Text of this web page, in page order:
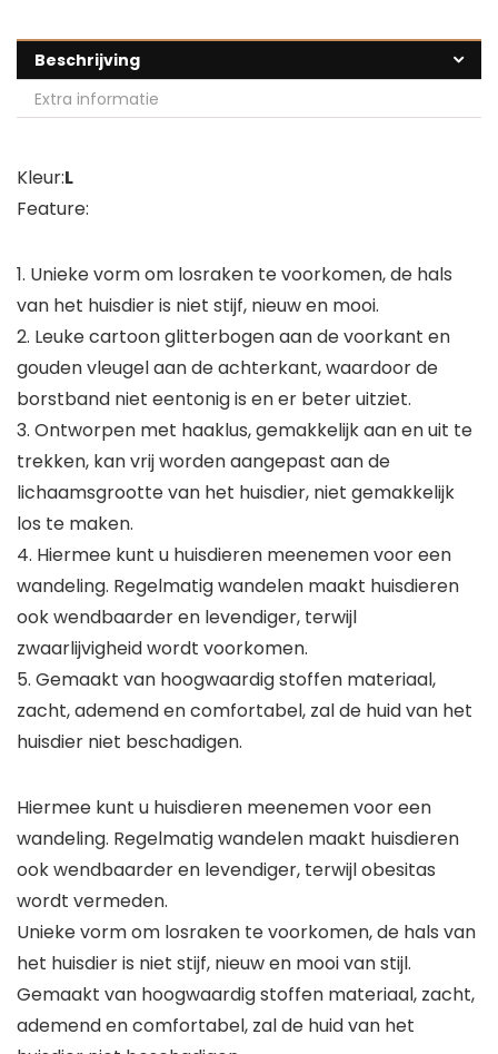
Beschrijving
Extra informatie
Kleur:L
Feature:
1. Unieke vorm om losraken te voorkomen, de hals
van het huisdier is niet stijf, nieuw en mooi.
2. Leuke cartoon glitterbogen aan de voorkant en
gouden vleugel aan de achterkant, waardoor de
borstband niet eentonig is en er beter uitziet.
3. Ontworpen met haaklus, gemakkelijk aan en uit te
trekken, kan vrij worden aangepast aan de
lichaamsgrootte van het huisdier, niet gemakkelijk
los te maken.
4. Hiermee kunt u huisdieren meenemen voor een
wandeling. Regelmatig wandelen maakt huisdieren
ook wendbaarder en levendiger, terwijl
zwaarlijvigheid wordt voorkomen.
5. Gemaakt van hoogwaardig stoffen materiaal,
zacht, ademend en comfortabel, zal de huid van het
huisdier niet beschadigen.
Hiermee kunt u huisdieren meenemen voor een
wandeling. Regelmatig wandelen maakt huisdieren
ook wendbaarder en levendiger, terwijl obesitas
wordt vermeden.
Unieke vorm om losraken te voorkomen, de hals van
het huisdier is niet stijf, nieuw en mooi van stijl.
Gemaakt van hoogwaardig stoffen materiaal, zacht,
ademend en comfortabel, zal de huid van het